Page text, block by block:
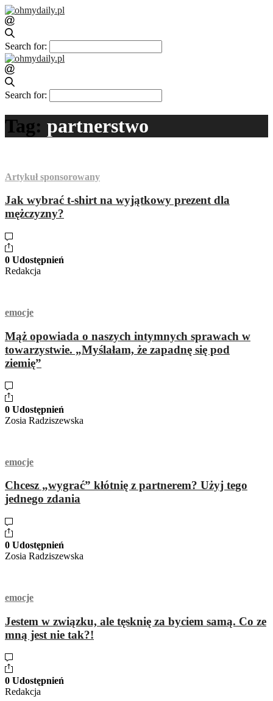
Search for:
Search for:
Tag: partnerstwo
Artykuł sponsorowany
Jak wybrać t-shirt na wyjątkowy prezent dla
mężczyzny?
0 Udostępnień
Redakcja
emocje
Mąż opowiada o naszych intymnych sprawach w
towarzystwie. „Myślałam, że zapadnę się pod
ziemię”
0 Udostępnień
Zosia Radziszewska
emocje
Chcesz „wygrać” kłótnię z partnerem? Użyj tego
jednego zdania
0 Udostępnień
Zosia Radziszewska
emocje
Jestem w związku, ale tęsknię za byciem samą. Co ze
mną jest nie tak?!
0 Udostępnień
Redakcja